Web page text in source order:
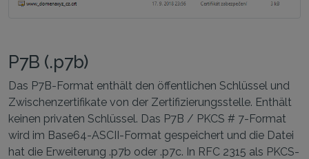
P7B (.p7b)
Das P7B-Format enthält den öffentlichen Schlüssel und
Zwischenzertifikate von der Zertifizierungsstelle. Enthält
keinen privaten Schlüssel. Das P7B / PKCS # 7-Format
wird im Base64-ASCII-Format gespeichert und die Datei
hat die Erweiterung .p7b oder .p7c. In RFC 2315 als PKCS-